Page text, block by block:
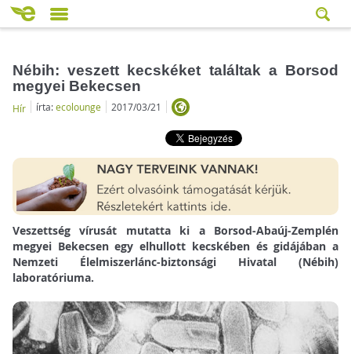
Nébih: veszett kecskéket találtak a Borsod
megyei Bekecsen
Hír írta:ecolounge 2017/03/21
Veszettség vírusát mutatta ki a Borsod-Abaúj-Zemplén
megyei Bekecsen egy elhullott kecskében és gidájában a
Nemzeti Élelmiszerlánc-biztonsági Hivatal (Nébih)
laboratóriuma.